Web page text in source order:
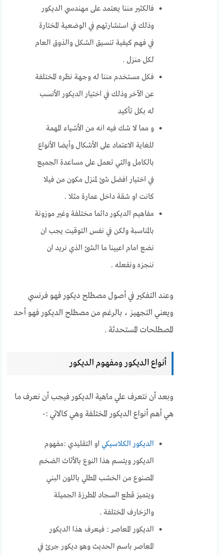
فالكثير مننا يعتمد على مهندسي الديكور
وذلك في استشارتهم في الوضعية المختارة
في فهم كيفية تنسيق الشكل والذوق العام
لكل منزل .
فكل مستخدم مننا له وجهة نظره المختلفة
عن الآخر وذلك في اختيار الديكور الأنسب
له بكل تأكيد
و مما لا شك فيه انه من الأشياء المهمة
للغاية الاعتماد على الأشكال وأيضا الأنواع
بالكامل والتي تعمل على مساعدة الجميع
في اختيار افضل شئ لمنزل مكون من فيلا
كانت او شقة داخل عمارة مثلا .
مفاهيم الديكور دائما مختلفة وغير موزونة
بالمناسبة ولكن في نفس التوقيت يجب ان
نضع امام اعيينا ما الشئ الذي نريد ان
ننجزه ونفعله .
وعند التفكير في أصول مصطلح ديكور فهو فرنسي
ويعني التجهيز ، بالرغم من مصطلح الديكور فهو أحد
المصطلحات المستحدثة .
أنواع الديكور ومفهوم الديكور
وبعد أن نتعرف علي ماهية الديكور فيجب أن نعرف ما
هي أهم أنواع الديكور المختلفة وهي كالاتي :-
الديكور الكلاسيكي او التقليدي :مفهوم
الديكور ويتسم هذا النوع بالأثاث الضخم
المصنوع من الخشب المطلي باللون البني
ويتميز قطع السجاد المطرزة الجميلة
والزخارف المختلفة .
الديكور المعاصر : فيعرف هذا الديكور
المعاصر باسم الحديث وهو ديكور جرئ في